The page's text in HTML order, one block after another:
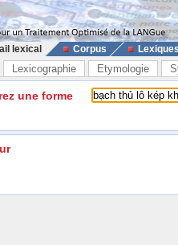
lexical Corpus
Lexicographie Etymologie
une forme